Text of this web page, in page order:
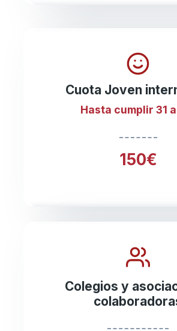
Cuota Joven
Hasta cumplir 31
150€
Colegios y